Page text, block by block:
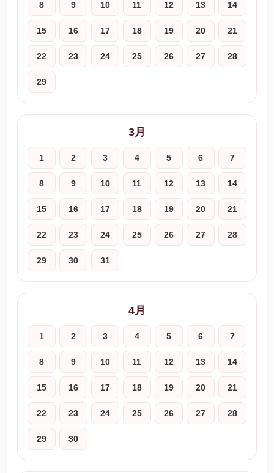
8 9 10 11 12 13 14
15 16 17 18 19 20 21
22 23 24 25 26 27 28
29
3月
1 2 3 4 5 6 7
8 9 10 11 12 13 14
15 16 17 18 19 20 21
22 23 24 25 26 27 28
29 30 31
4月
1 2 3 4 5 6 7
8 9 10 11 12 13 14
15 16 17 18 19 20 21
22 23 24 25 26 27 28
29 30